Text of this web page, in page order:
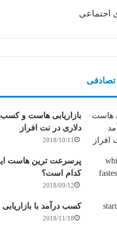
اجتماعی
تصادفی
بازاریابی هاست و کسب
دلاری در نت افراز
2018/10/11
پرسرعت ترین هاست
کدام است؟
2018/09/12
کسب درآمد با
2018/11/18